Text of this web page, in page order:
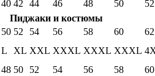
40 42 44 46 48 50
52
Пиджаки и костюмы
50 52 54 56 58 60
62
L XL XXL XXXL XXXL XXXL
48 50 52 54 56 58
60